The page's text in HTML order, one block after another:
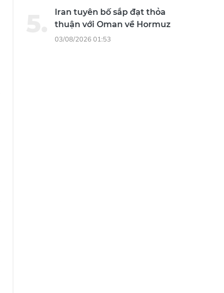
Iran tuyên bố sắp đạt thỏa
thuận với Oman về Hormuz
03/08/2026 01:53